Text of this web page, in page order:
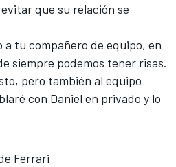
que su relación se
tu compañero de equipo, en
siempre podemos tener risas.
pero también al equipo
con Daniel en privado y lo
Ferrari